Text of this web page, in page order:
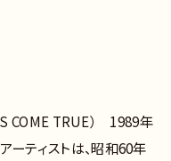
COME TRUE） 1989年
ーティストは、昭和60年